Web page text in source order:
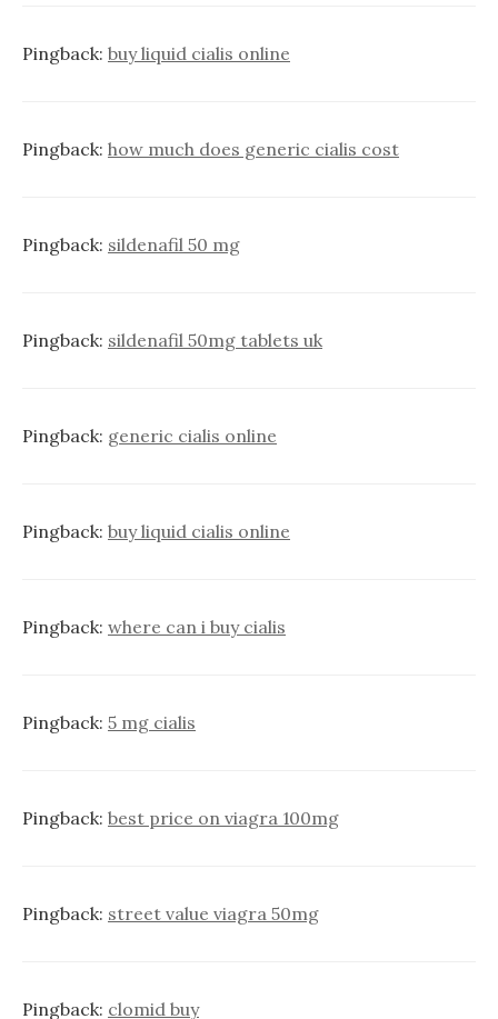
Pingback: buy liquid cialis online
Pingback: how much does generic cialis cost
Pingback: sildenafil 50 mg
Pingback: sildenafil 50mg tablets uk
Pingback: generic cialis online
Pingback: buy liquid cialis online
Pingback: where can i buy cialis
Pingback: 5 mg cialis
Pingback: best price on viagra 100mg
Pingback: street value viagra 50mg
Pingback: clomid buy